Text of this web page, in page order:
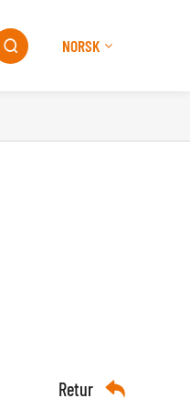
 NORSK
Retur 